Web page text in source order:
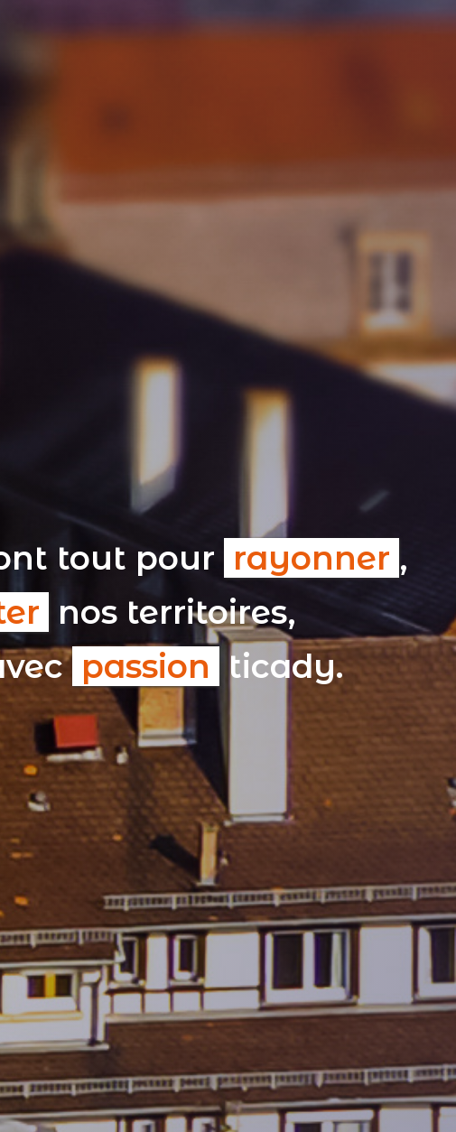
tout pour rayonner ,
nos territoires,
passion ticady.